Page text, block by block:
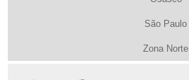
São Paulo
Zona Norte